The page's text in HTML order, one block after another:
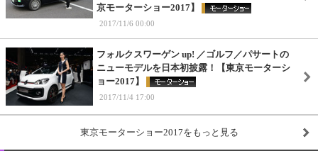
京モーターショー2017】
2017/11/6 00:00
フォルクスワーゲン up! ／ゴルフ／パサートの
ニューモデルを日本初披露！【東京モーターシ
ョー2017】
2017/11/4 17:00
東京モーターショー2017をもっと見る